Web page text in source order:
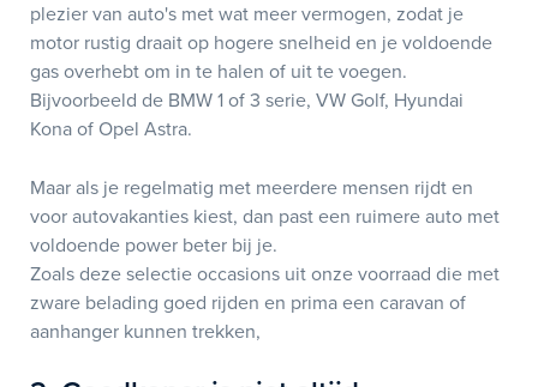
plezier van auto's met wat meer vermogen, zodat je
motor rustig draait op hogere snelheid en je voldoende
gas overhebt om in te halen of uit te voegen.
Bijvoorbeeld de BMW 1 of 3 serie, VW Golf, Hyundai
Kona of Opel Astra.
Maar als je regelmatig met meerdere mensen rijdt en
voor autovakanties kiest, dan past een ruimere auto met
voldoende power beter bij je.
Zoals deze selectie occasions uit onze voorraad die met
zware belading goed rijden en prima een caravan of
aanhanger kunnen trekken,